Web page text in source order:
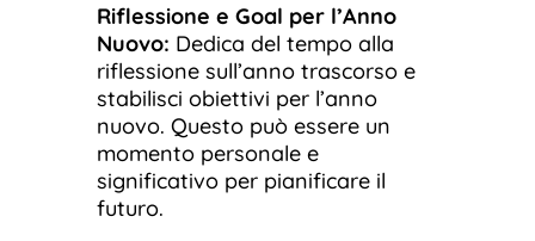
Riflessione e Goal per l’Anno
Nuovo: Dedica del tempo alla
riflessione sull’anno trascorso e
stabilisci obiettivi per l’anno
nuovo. Questo può essere un
momento personale e
significativo per pianificare il
futuro.